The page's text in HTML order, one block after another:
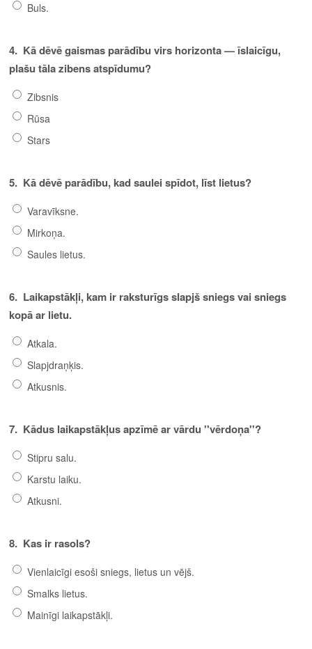
Buls.
4. Kā dēvē gaismas parādību virs horizonta — īslaicīgu,
plašu tāla zibens atspīdumu?
Zibsnis
Rūsa
Stars
5. Kā dēvē parādību, kad saulei spīdot, līst lietus?
Varavīksne.
Mirkoņa.
Saules lietus.
6. Laikapstākļi, kam ir raksturīgs slapjš sniegs vai sniegs
kopā ar lietu.
Atkala.
Slapjdraņķis.
Atkusnis.
7. Kādus laikapstākļus apzīmē ar vārdu ''vērdoņa''?
Stipru salu.
Karstu laiku.
Atkusni.
8. Kas ir rasols?
Vienlaicīgi esoši sniegs, lietus un vējš.
Smalks lietus.
Mainīgi laikapstākļi.